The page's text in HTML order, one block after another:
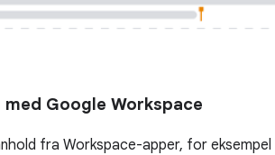
Google Workspace
fra Workspace-apper, for eksempel